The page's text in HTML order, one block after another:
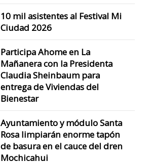
10 mil asistentes al Festival Mi
Ciudad 2026
Participa Ahome en La
Mañanera con la Presidenta
Claudia Sheinbaum para
entrega de Viviendas del
Bienestar
Ayuntamiento y módulo Santa
Rosa limpiarán enorme tapón
de basura en el cauce del dren
Mochicahui